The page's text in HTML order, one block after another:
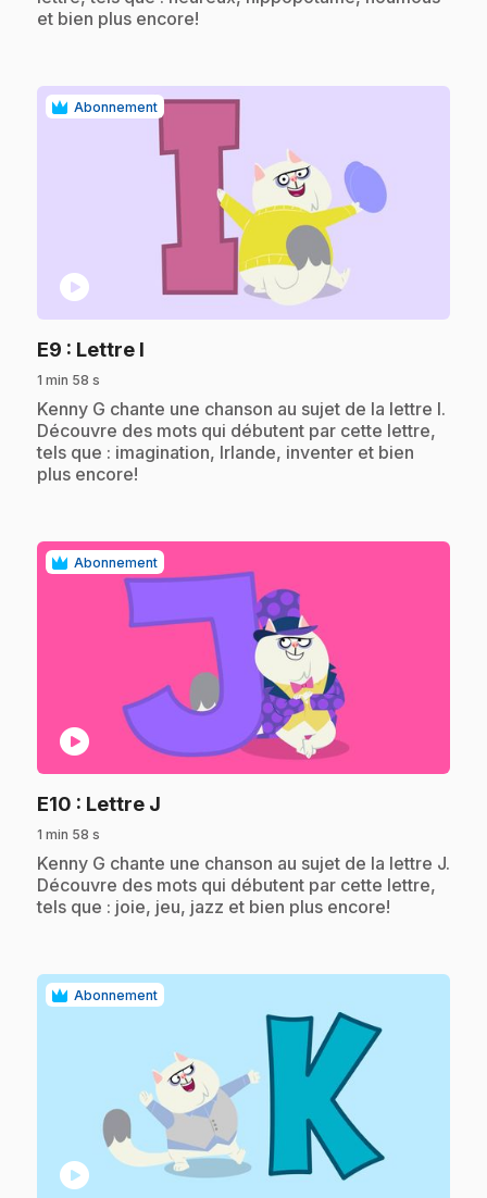
et bien plus encore!
Abonnement
play_circle
E9 : Lettre I
1 min 58 s
.Kenny G chante une chanson au sujet de la lettre I.
Découvre des mots qui débutent par cette lettre,
tels que : imagination, Irlande, inventer et bien
plus encore!
Abonnement
play_circle
E10 : Lettre J
1 min 58 s
.Kenny G chante une chanson au sujet de la lettre J.
Découvre des mots qui débutent par cette lettre,
tels que : joie, jeu, jazz et bien plus encore!
Abonnement
play_circle